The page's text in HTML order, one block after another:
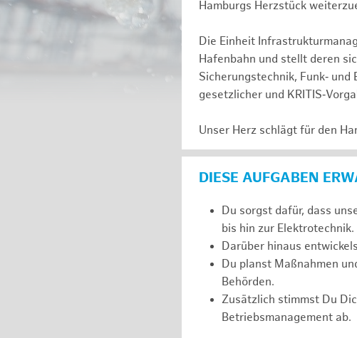
Hamburgs Herzstück
Die Einheit
Hafenbahn und stellt deren
Sicherungstechnik, Funk‑
gesetzlicher und
Unser Herz schlägt für den
DIESE AUFGABEN
Du sorgst dafür, dass
bis hin zur Elektrotechnik.
Darüber hinaus
Du planst Maßnahmen
Behörden.
Zusätzlich stimmst Du
Betriebsmanagement ab.